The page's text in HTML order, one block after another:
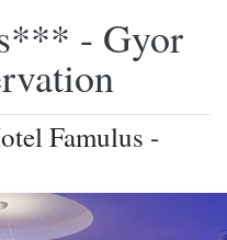
- Gyor
Famulus -